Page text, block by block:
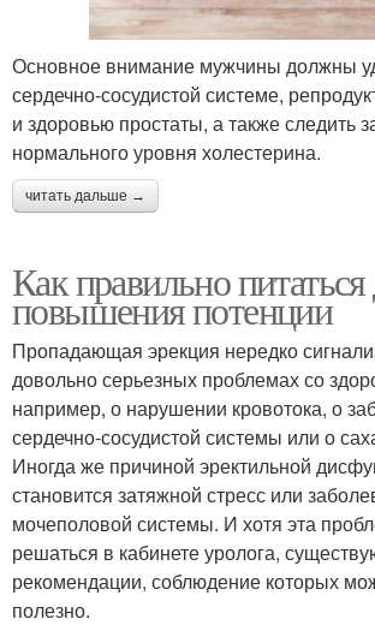
Основное внимание мужчины должны
сердечно-сосудистой системе,
и здоровью простаты, а также следить
нормального уровня холестерина.
читать дальше →
Как правильно
повышения потенции
Пропадающая эрекция нередко
довольно серьезных проблемах со
например, о нарушении кровотока, о
сердечно-сосудистой системы или о
Иногда же причиной эректильной
становится затяжной стресс или
мочеполовой системы. И хотя эта
решаться в кабинете уролога,
рекомендации, соблюдение которых
полезно.